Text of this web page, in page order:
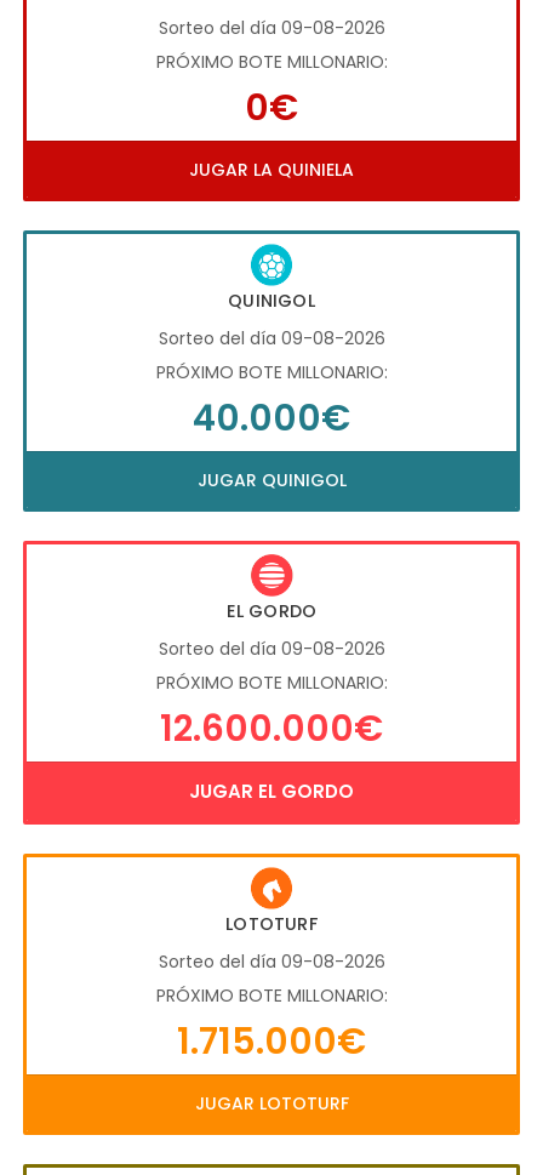
Sorteo del día 09-08-2026
PRÓXIMO BOTE MILLONARIO:
0€
JUGAR LA QUINIELA
QUINIGOL
Sorteo del día 09-08-2026
PRÓXIMO BOTE MILLONARIO:
40.000€
JUGAR QUINIGOL
EL GORDO
Sorteo del día 09-08-2026
PRÓXIMO BOTE MILLONARIO:
12.600.000€
JUGAR EL GORDO
LOTOTURF
Sorteo del día 09-08-2026
PRÓXIMO BOTE MILLONARIO:
1.715.000€
JUGAR LOTOTURF